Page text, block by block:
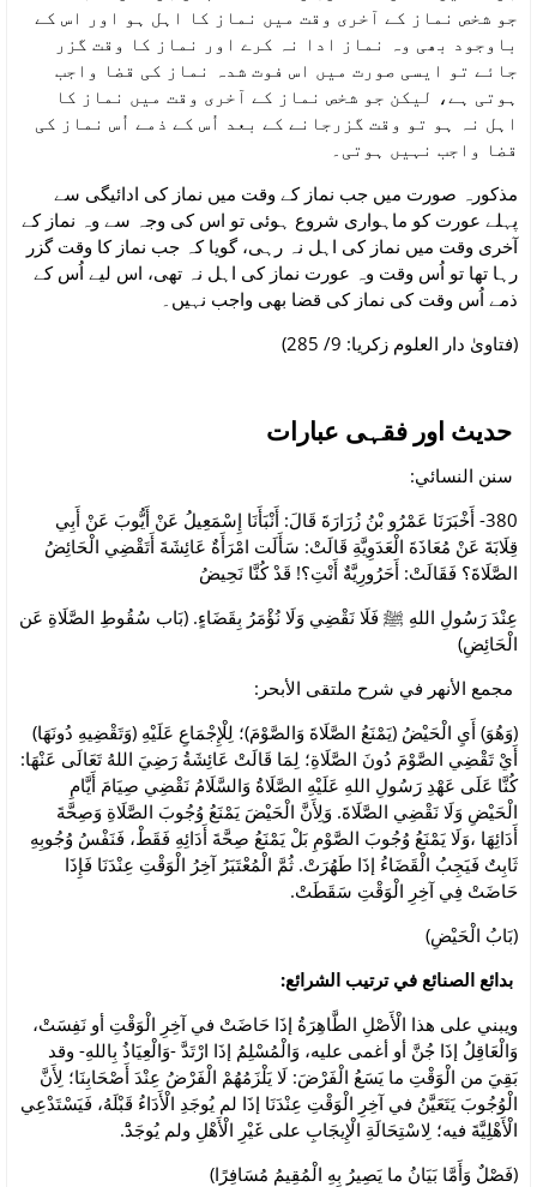
جو شخص نماز کے آخری وقت میں نماز کا اہل ہو اور اس کے
باوجود بھی وہ نماز ادا نہ کرے اور نماز کا وقت گزر
جائے تو ایسی صورت میں اس فوت شدہ نماز کی قضا واجب
ہوتی ہے، لیکن جو شخص نماز کے آخری وقت میں نماز کا
اہل نہ ہو تو وقت گزرجانے کے بعد اُس کے ذمے اُس نماز کی
قضا واجب نہیں ہوتی۔
مذکورہ صورت میں جب نماز کے وقت میں نماز کی ادائیگی سے
پہلے عورت کو ماہواری شروع ہوئی تو اس کی وجہ سے وہ نماز کے
آخری وقت میں نماز کی اہل نہ رہی، گویا کہ جب نماز کا وقت گزر
رہا تھا تو اُس وقت وہ عورت نماز کی اہل نہ تھی، اس لیے اُس کے
ذمے اُس وقت کی نماز کی قضا بھی واجب نہیں۔
(فتاویٰ دار العلوم زکریا: 9/ 285)
حدیث اور فقہی عبارات
سنن النسائي:
380- أَخْبَرَنَا عَمْرُو بْنُ زُرَارَةَ قَالَ: أَنْبَأَنَا إِسْمَعِيلُ عَنْ أَيُّوبَ عَنْ أَبِي
قِلَابَةَ عَنْ مُعَاذَةَ الْعَدَوِيَّةِ قَالَتْ: سَأَلَت امْرَأَةٌ عَائِشَةَ أَتَقْضِي الْحَائِضُ
الصَّلَاةَ؟ فَقَالَتْ: أَحَرُورِيَّةٌ أَنْتِ؟! قَدْ كُنَّا نَحِيضُ
عِنْدَ رَسُولِ اللهِ ﷺ فَلَا نَقْضِي وَلَا نُؤْمَرُ بِقَضَاءٍ. (بَاب سُقُوطِ الصَّلَاةِ عَن
الْحَائِضِ)
مجمع الأنهر في شرح ملتقى الأبحر:
(وَهُوَ) أَيِ الْحَيْضُ (يَمْنَعُ الصَّلَاةَ وَالصَّوْمَ)؛ لِلْإِجْمَاعِ عَلَيْهِ (وَتَقْضِيهِ دُونَهَا)
أَيْ تَقْضِي الصَّوْمَ دُونَ الصَّلَاةِ؛ لِمَا قَالَتْ عَائِشَةُ رَضِيَ اللهُ تَعَالَى عَنْهَا:
كُنَّا عَلَى عَهْدِ رَسُولِ اللهِ عَلَيْهِ الصَّلَاةُ وَالسَّلَامُ نَقْضِي صِيَامَ أَيَّامِ
الْحَيْضِ وَلَا نَقْضِي الصَّلَاةَ. وَلِأَنَّ الْحَيْضَ يَمْنَعُ وُجُوبَ الصَّلَاةِ وَصِحَّةَ
أَدَائِهَا ،وَلَا يَمْنَعُ وُجُوبَ الصَّوْمِ بَلْ يَمْنَعُ صِحَّةَ أَدَائِهِ فَقَطْ، فَنَفْسُ وُجُوبِهِ
ثَابِتٌ فَيَجِبُ الْقَضَاءُ إذَا طَهُرَتْ. ثُمَّ الْمُعْتَبَرُ آخِرُ الْوَقْتِ عِنْدَنَا فَإِذَا
حَاضَتْ فِي آخِرِ الْوَقْتِ سَقَطَتْ.
(بَابُ الْحَيْضِ)
بدائع الصنائع في ترتيب الشرائع:
ويبني على هذا الْأَصْلِ الطَّاهِرَةُ إذَا حَاضَتْ في آخِرِ الْوَقْتِ أو نَفِسَتْ،
وَالْعَاقِلُ إذَا جُنَّ أو أغمى عليه، وَالْمُسْلِمُ إذَا ارْتَدَّ -وَالْعِيَاذُ بِاللهِ- وقد
بَقِيَ من الْوَقْتِ ما يَسَعُ الْفَرْضَ: لَا يَلْزَمُهُمْ الْفَرْضُ عِنْدَ أَصْحَابِنَا؛ لِأَنَّ
الْوُجُوبَ يَتَعَيَّنُ في آخِرِ الْوَقْتِ عِنْدَنَا إذَا لم يُوجَدِ الْأَدَاءُ قَبْلَهُ، فَيَسْتَدْعِي
الْأَهْلِيَّةَ فيه؛ لِاسْتِحَالَةِ الْإِيجَابِ على غَيْرِ الْأَهْلِ ولم يُوجَدََْ.
(فَصْلٌ وَأَمَّا بَيَانُ ما يَصِيرُ بِهِ الْمُقِيمُ مُسَافِرًا)